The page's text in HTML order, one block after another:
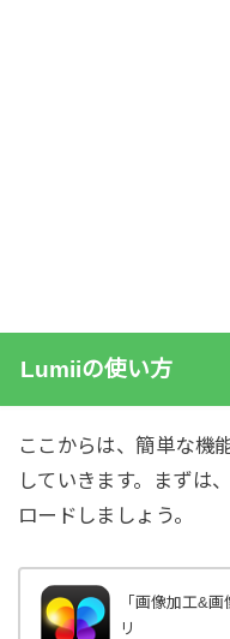
Lumiiの使い方
ここからは、簡単な機
していきます。まずは
ロードしましょう。
「画像加工&
リ